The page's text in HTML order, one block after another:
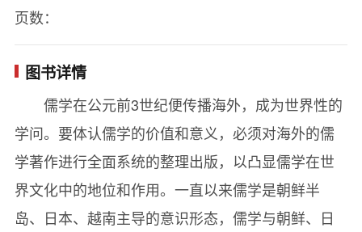
页数：
图书详情
儒学在公元前3世纪便传播海外，成为世界性的
学问。要体认儒学的价值和意义，必须对海外的儒
学著作进行全面系统的整理出版，以凸显儒学在世
界文化中的地位和作用。一直以来儒学是朝鲜半
岛、日本、越南主导的意识形态，儒学与朝鲜、日